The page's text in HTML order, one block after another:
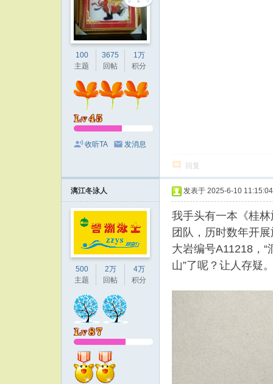
100
主题
3675
回帖
1万
积分
收听TA 发消息
回复
漓江冬泳人
500
主题
2万
回帖
4万
积分
发表于 2025-6-10 11:15:04
我手头有一本《桂
团队，历时数年开
大岩编号A11218，
山”了呢？让人存疑